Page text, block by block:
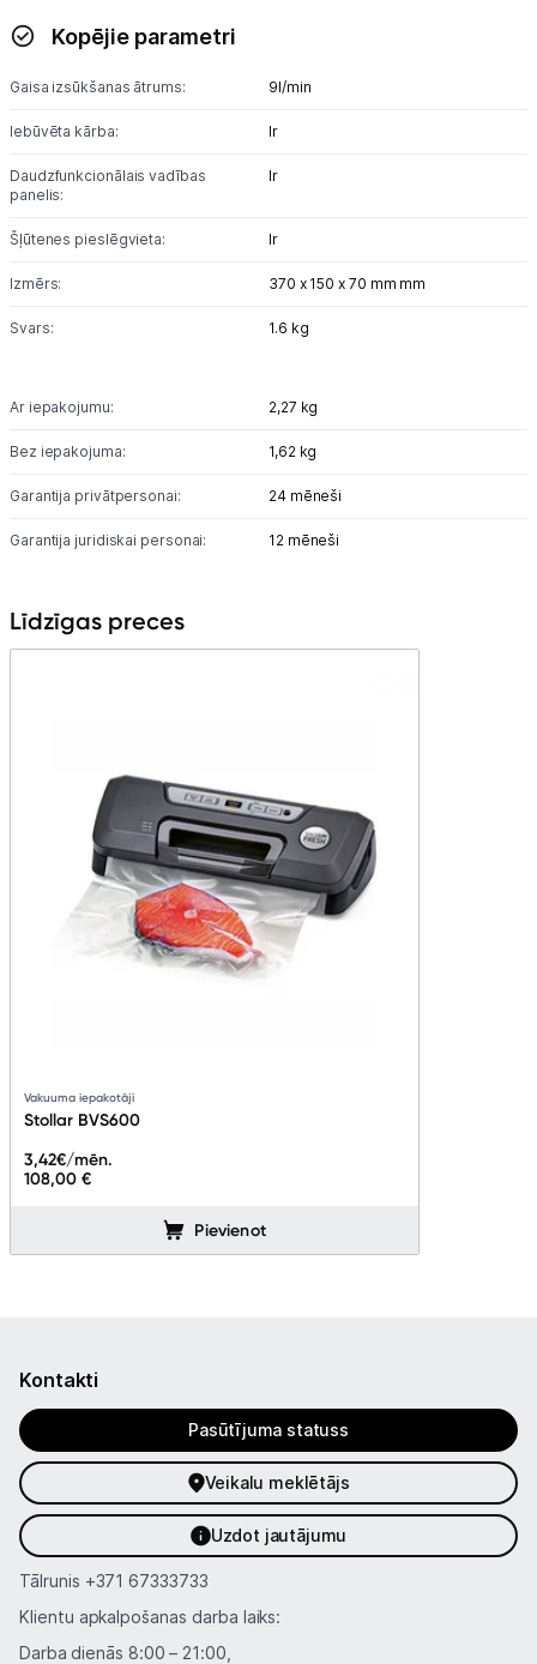
Uzņēmumiem
Kontakti
Informācija
Kopējie parametri
Gaisa izsūkšanas ātrums: 9l/min
Iebūvēta kārba: Ir
Daudzfunkcionālais vadības
panelis:
Ir
Šļūtenes pieslēgvieta: Ir
Izmērs: 370 x 150 x 70 mm mm
Svars: 1.6 kg
Ar iepakojumu: 2,27 kg
Bez iepakojuma: 1,62 kg
Garantija privātpersonai: 24 mēneši
Garantija juridiskai personai: 12 mēneši
Līdzīgas preces
Vakuuma iepakotāji
Stollar BVS600
108,00 €
3,42€/mēn.
Pievienot
Kontakti
Pasūtījuma statuss
Veikalu meklētājs
Uzdot jautājumu
Tālrunis +371 67333733
Klientu apkalpošanas darba laiks:
Darba dienās 8:00 – 21:00,